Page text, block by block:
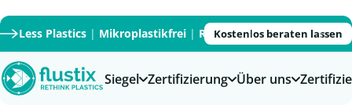
Less Plastics| Mikroplastikfrei| Recycled|Recyclable|
Kostenlos beraten lassen
Siegel Zertifizierung Über uns